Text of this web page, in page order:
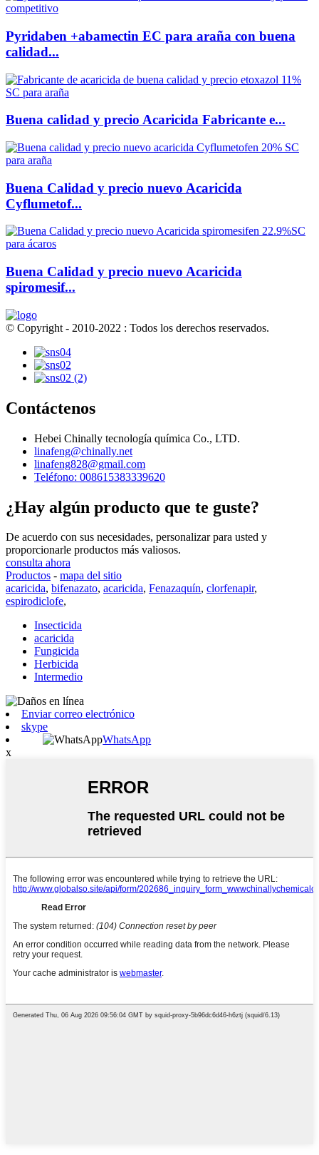
Pyridaben +abamectin EC para araña con buena
calidad...
Buena calidad y precio Acaricida Fabricante e...
Buena Calidad y precio nuevo Acaricida
Cyflumetof...
Buena Calidad y precio nuevo Acaricida
spiromesif...
© Copyright - 2010-2022 : Todos los derechos reservados.
Contáctenos
Hebei Chinally tecnología química Co., LTD.
linafeng@chinally.net
linafeng828@gmail.com
Teléfono: 008615383339620
¿Hay algún producto que te guste?
De acuerdo con sus necesidades, personalizar para usted y
proporcionarle productos más valiosos.
consulta ahora
Productos - mapa del sitio
acaricida, bifenazato, acaricida, Fenazaquín, clorfenapir,
espirodiclofe,
Insecticida
acaricida
Fungicida
Herbicida
Intermedio
Enviar correo electrónico
skype
WhatsApp
x